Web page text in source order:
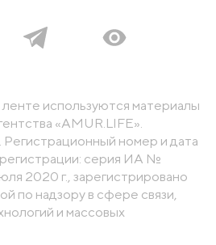
используются материалы
«AMUR.LIFE».
номер и дата
серия ИА №
2020 г., зарегистрировано
по надзору в сфере связи,
и массовых